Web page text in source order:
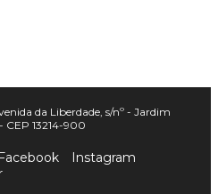
da Liberdade, s/nº - Jardim
CEP 13214-900
Facebook
Instagram